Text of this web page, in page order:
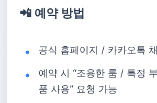
📲 예약 방법
공식 홈페이지 / 카카오톡
예약 시 “조용한 룸 / 특정
품 사용” 요청 가능